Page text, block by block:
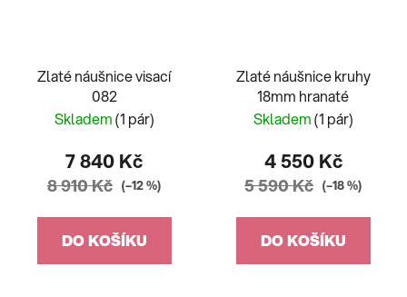
Zlaté náušnice visací
082
Skladem(1 pár)
7 840 Kč
8 910 Kč (–12 %)
DO KOŠÍKU
Zlaté náušnice kruhy
18mm hranaté
Skladem(1 pár)
4 550 Kč
5 590 Kč (–18 %)
DO KOŠÍKU